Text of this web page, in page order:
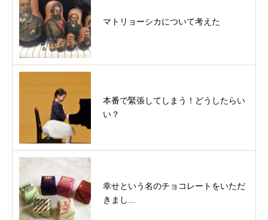
マトリョーシカについて考えた
本番で緊張してしまう！どうしたらい
い？
幸せという名のチョコレートをいただ
きまし...